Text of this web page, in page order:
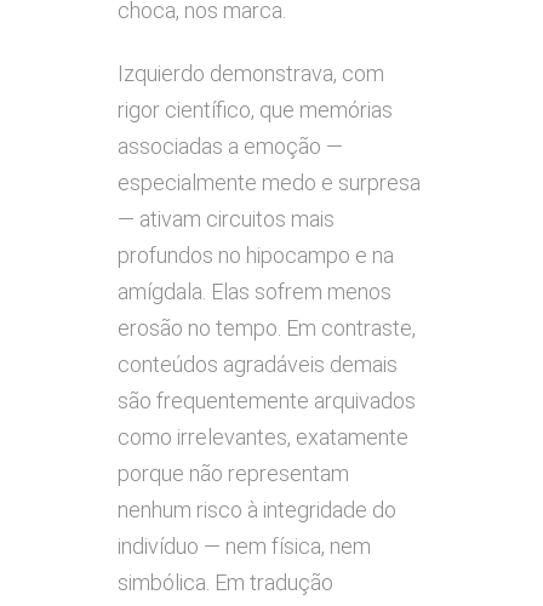
choca, nos marca.
Izquierdo demonstrava, com
rigor científico, que memórias
associadas a emoção —
especialmente medo e surpresa
— ativam circuitos mais
profundos no hipocampo e na
amígdala. Elas sofrem menos
erosão no tempo. Em contraste,
conteúdos agradáveis demais
são frequentemente arquivados
como irrelevantes, exatamente
porque não representam
nenhum risco à integridade do
indivíduo — nem física, nem
simbólica. Em tradução